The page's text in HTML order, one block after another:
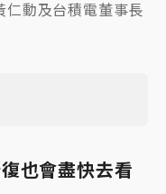
仁動及台積電董事長
也會盡快去看